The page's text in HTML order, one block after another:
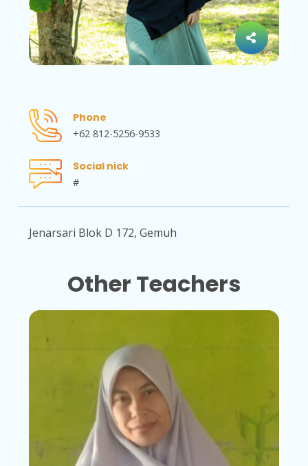
Phone
+62 812-5256-9533
Social nick
#
Jenarsari Blok D 172, Gemuh
Other Teachers